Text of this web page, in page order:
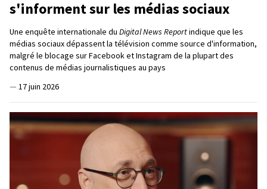
s'informent sur les médias sociaux
Une enquête internationale du Digital News Reportindique que les
médias sociaux dépassent la télévision comme source d'information,
malgré le blocage sur Facebook et Instagram de la plupart des
contenus de médias journalistiques au pays
— 17 juin 2026